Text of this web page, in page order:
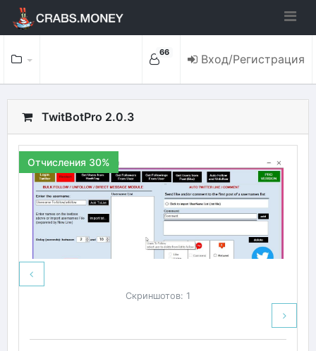
66 Вход/Регистрация
TwitBotPro 2.0.3
Отчисления 30%
Скриншотов: 1